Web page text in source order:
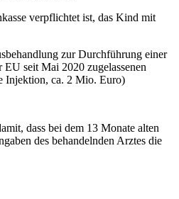
verpflichtet ist, das Kind mit
zur Durchführung einer
seit Mai 2020 zugelassenen
Injektion, ca. 2 Mio. Euro)
dass bei dem 13 Monate alten
des behandelnden Arztes die